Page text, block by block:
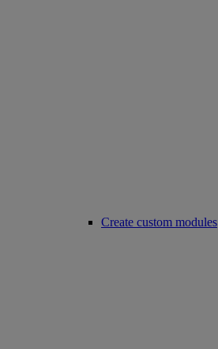
Create custom modules